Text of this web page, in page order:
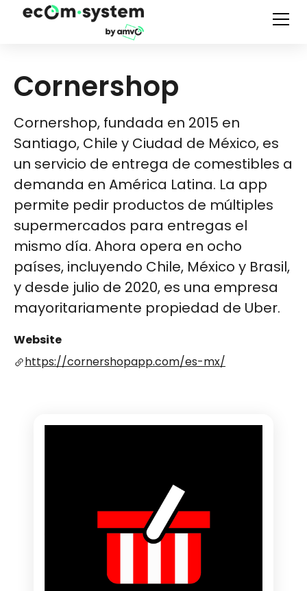
Cornershop
Cornershop, fundada en 2015 en
Santiago, Chile y Ciudad de México, es
un servicio de entrega de comestibles a
demanda en América Latina. La app
permite pedir productos de múltiples
supermercados para entregas el
mismo día. Ahora opera en ocho
países, incluyendo Chile, México y Brasil,
y desde julio de 2020, es una empresa
mayoritariamente propiedad de Uber​​​​​​.
Website
https://cornershopapp.com/es-mx/